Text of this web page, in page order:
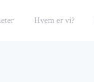
Hvem er vi?